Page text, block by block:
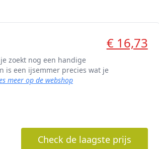
€ 16,73
zoekt nog een handige
is een ijsemmer precies wat je
meer op de webshop
Check de laagste prijs